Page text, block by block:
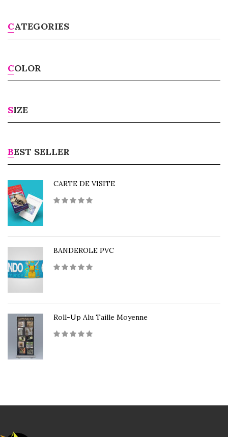
CATEGORIES
COLOR
SIZE
BEST SELLER
CARTE DE VISITE
BANDEROLE PVC
Roll-Up Alu Taille Moyenne